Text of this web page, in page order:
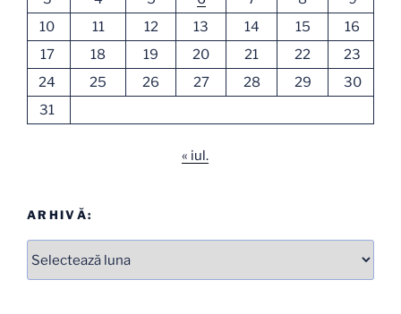
10
11 12 13 14 15
16
17
18 19 20 21 22
23
24
25 26 27 28 29
30
31
« iul.
ARHIVĂ: